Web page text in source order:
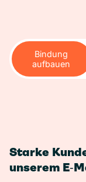
Bindung
aufbauen
Starke
unserem